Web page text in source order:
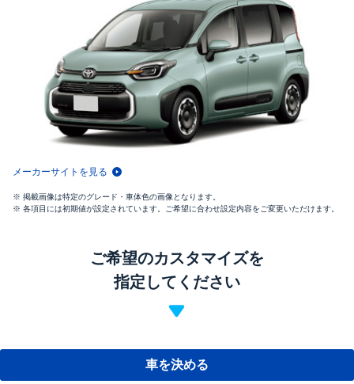
メーカーサイトを見る
掲載画像は特定のグレード・車体色の画像となります。
各項目には初期値が設定されています。ご希望に合わせ設定内容をご変更いただけます。
ご希望のカスタマイズを
指定してください
車を決める